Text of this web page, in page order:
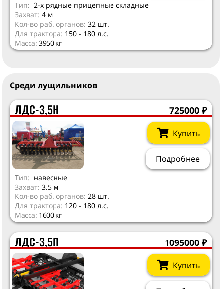
Тип: 2-х рядные прицепные складные
Захват: 4 м
Кол-во раб. органов: 32 шт.
Для трактора: 150 - 180 л.с.
Масса: 3950 кг
Среди лущильников
ЛДС-3,5Н 725000 ₽
Купить
Подробнее
Тип: навесные
Захват: 3.5 м
Кол-во раб. органов: 28 шт.
Для трактора: 120 - 180 л.с.
Масса: 1600 кг
ЛДС-3,5П 1095000 ₽
Купить